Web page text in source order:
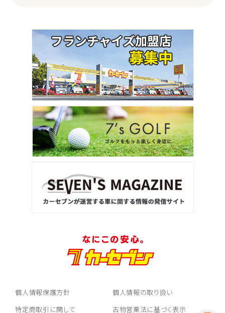
個人情報保護方針
個人情報の取り扱い
特定商取引に関して
古物営業法に基づく表示